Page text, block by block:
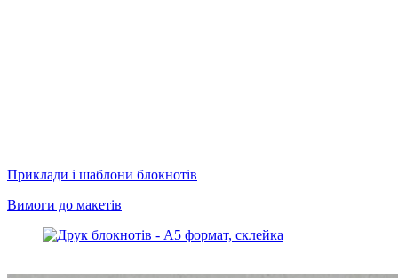
Приклади і шаблони блокнотів
Вимоги до макетів